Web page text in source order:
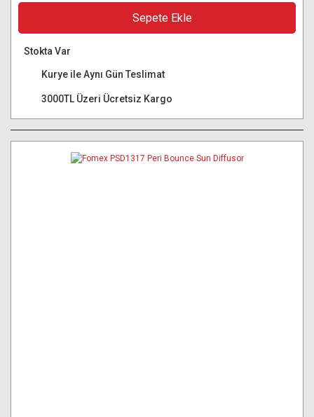
Sepete Ekle
Stokta Var
Kurye ile Aynı Gün Teslimat
3000TL Üzeri Ücretsiz Kargo